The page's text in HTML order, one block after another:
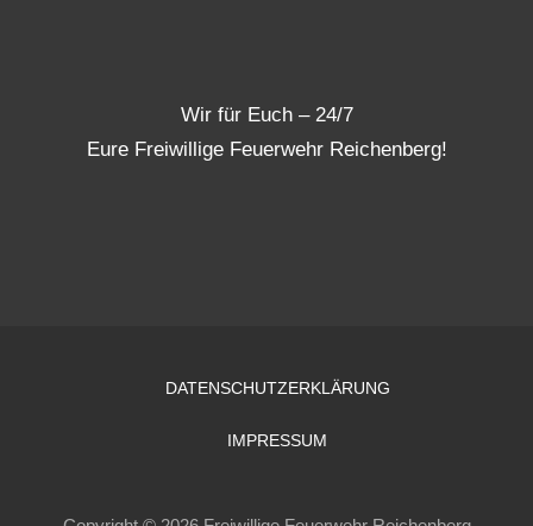
Wir für Euch – 24/7
Eure Freiwillige Feuerwehr Reichenberg!
DATENSCHUTZERKLÄRUNG
IMPRESSUM